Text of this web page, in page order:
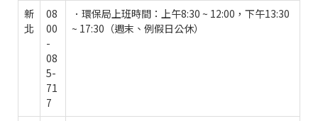
新
北
08
00
-
08
5-
71
7
．環保局上班時間：上午8:30 ~ 12:00，下午13:30
~ 17:30（週末、例假日公休）